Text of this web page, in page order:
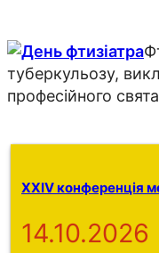
туберкульозу,
професійного
XXIV конференція
14.10.2026